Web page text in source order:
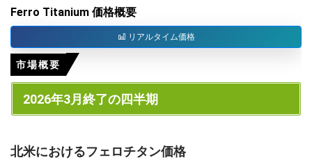
Ferro Titanium 価格概要
リアルタイム価格
市場概要
2026年3月終了の四半期
北米におけるフェロチタン価格